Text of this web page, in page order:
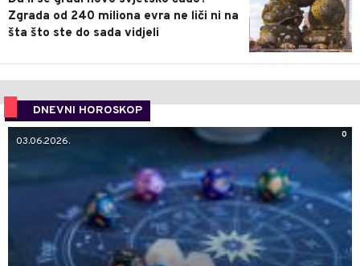
Zgrada od 240 miliona evra ne liči ni na
šta što ste do sada vidjeli
DNEVNI HOROSKOP
0
03.06.2026.